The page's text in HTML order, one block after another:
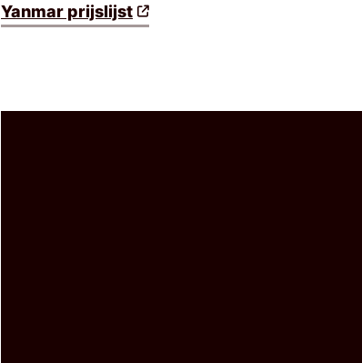
Yanmar prijslijst